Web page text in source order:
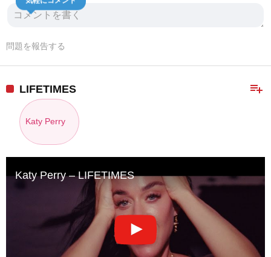
問題を報告する
playlist_add
LIFETIMES
Katy Perry
Katy Perry – LIFETIMES